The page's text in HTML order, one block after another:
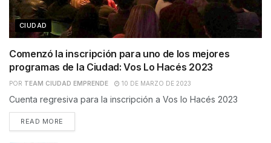
CIUDAD
Comenzó la inscripción para uno de los mejores
programas de la Ciudad: Vos Lo Hacés 2023
POR TEAM CIUDAD EMPRENDE 10 DE MARZO DE 2023
Cuenta regresiva para la inscripción a Vos lo Hacés 2023
READ MORE